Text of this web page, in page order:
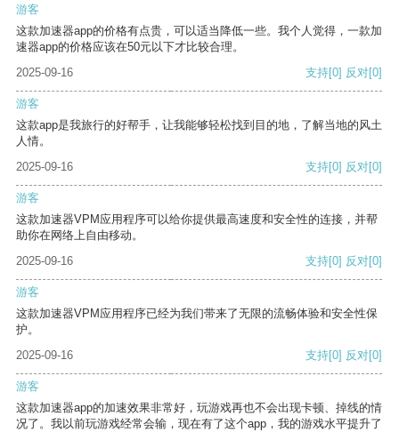
游客
这款加速器app的价格有点贵，可以适当降低一些。我个人觉得，一款加
速器app的价格应该在50元以下才比较合理。
2025-09-16
支持[0] 反对[0]
游客
这款app是我旅行的好帮手，让我能够轻松找到目的地，了解当地的风土
人情。
2025-09-16
支持[0] 反对[0]
游客
这款加速器VPM应用程序可以给你提供最高速度和安全性的连接，并帮
助你在网络上自由移动。
2025-09-16
支持[0] 反对[0]
游客
这款加速器VPM应用程序已经为我们带来了无限的流畅体验和安全性保
护。
2025-09-16
支持[0] 反对[0]
游客
这款加速器app的加速效果非常好，玩游戏再也不会出现卡顿、掉线的情
况了。我以前玩游戏经常会输，现在有了这个app，我的游戏水平提升了